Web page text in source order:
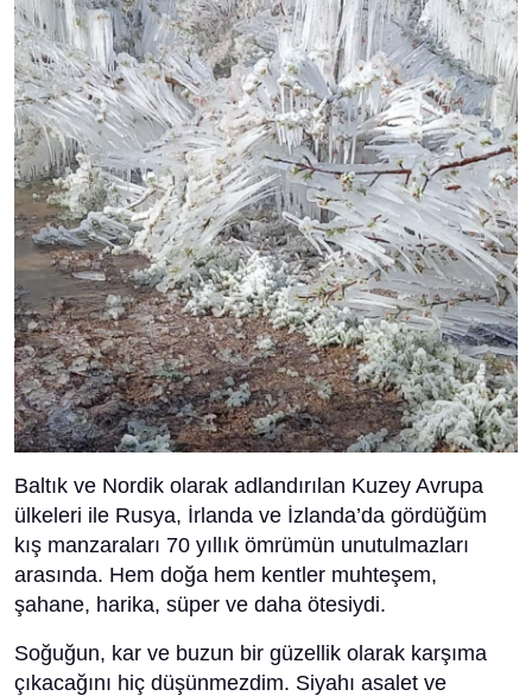
Baltık ve Nordik olarak adlandırılan Kuzey Avrupa
ülkeleri ile Rusya, İrlanda ve İzlanda’da gördüğüm
kış manzaraları 70 yıllık ömrümün unutulmazları
arasında. Hem doğa hem kentler muhteşem,
şahane, harika, süper ve daha ötesiydi.
Soğuğun, kar ve buzun bir güzellik olarak karşıma
çıkacağını hiç düşünmezdim. Siyahı asalet ve